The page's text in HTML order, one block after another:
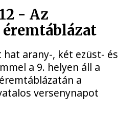
- Az
hat arany-, két ezüst- és
a 9. helyen áll a
a
versenynapot